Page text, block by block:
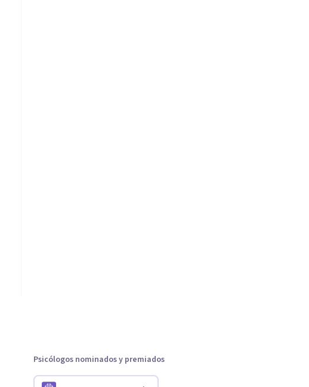
Psicólogos nominados y premiados